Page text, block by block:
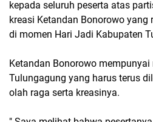
kepada seluruh peserta atas
kreasi Ketandan Bonorowo
di momen Hari Jadi Kabupaten
Ketandan Bonorowo
Tulungagung yang harus terus
olah raga serta kreasinya.